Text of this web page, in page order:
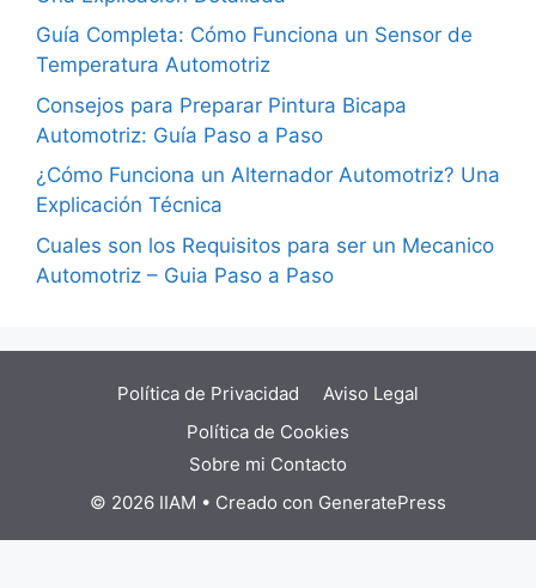
Guía Completa: Cómo Funciona un Sensor de
Temperatura Automotriz
Consejos para Preparar Pintura Bicapa
Automotriz: Guía Paso a Paso
¿Cómo Funciona un Alternador Automotriz? Una
Explicación Técnica
Cuales son los Requisitos para ser un Mecanico
Automotriz – Guia Paso a Paso
Política de Privacidad
Aviso Legal
Política de Cookies
Sobre mi Contacto
© 2026 IIAM • Creado con GeneratePress